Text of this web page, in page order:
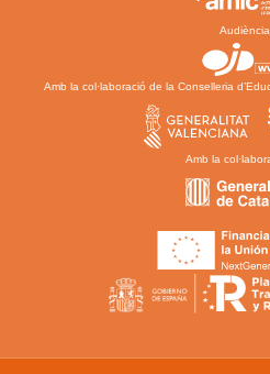
Amb la col·laboració de la Conselleria
Amb la